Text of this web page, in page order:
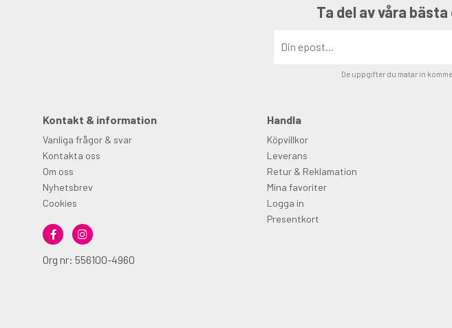
Ta del av våra
De uppgifter du matar in
Kontakt & information
Vanliga frågor & svar
Kontakta oss
Om oss
Nyhetsbrev
Cookies
Org nr: 556100-4960
Handla
Köpvillkor
Leverans
Retur & Reklamation
Mina favoriter
Logga in
Presentkort